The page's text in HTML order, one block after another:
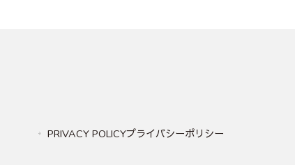
PRIVACY POLICYプライバシーポリシー